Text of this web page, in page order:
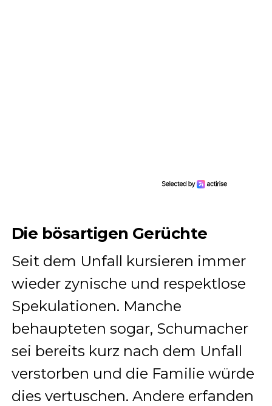
Die bösartigen Gerüchte
Seit dem Unfall kursieren immer
wieder zynische und respektlose
Spekulationen. Manche
behaupteten sogar, Schumacher
sei bereits kurz nach dem Unfall
verstorben und die Familie würde
dies vertuschen. Andere erfanden